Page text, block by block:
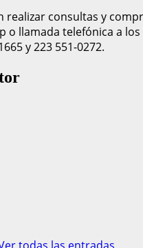
realizar consultas y
o llamada telefónica a los
y 223 551-0272.